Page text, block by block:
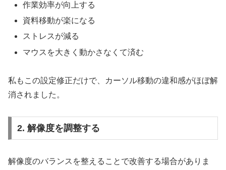
作業効率が向上する
資料移動が楽になる
ストレスが減る
マウスを大きく動かさなくて済む
私もこの設定修正だけで、カーソル移動の違和感がほぼ解
消されました。
2. 解像度を調整する
解像度のバランスを整えることで改善する場合がありま